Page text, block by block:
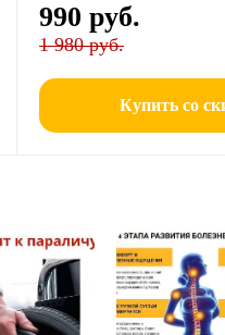
990 руб.
1 980 руб.
Купить со